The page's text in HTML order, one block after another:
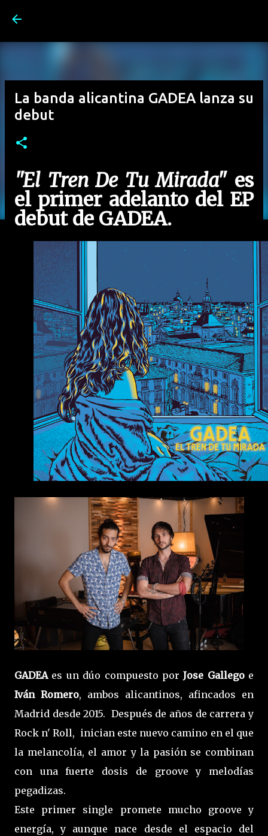
La banda alicantina GADEA lanza su
debut
"El Tren De Tu Mirada"es
el primer adelanto del EP
debut de GADEA.
GADEA es un dúo compuesto porJose Gallegoe
Iván Romero, ambos alicantinos, afincados en
Madrid desde 2015. Después de años de carrera y
Rock n' Roll, inician este nuevo camino en el que
la melancolía, el amor y la pasión se combinan
con una fuerte dosis de groove y melodías
pegadizas.
Este primer single promete mucho groove y
energía, y aunque nace desde el espacio del